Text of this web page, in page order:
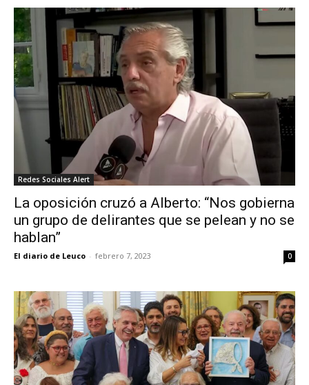
Redes Sociales Alert
La oposición cruzó a Alberto: “Nos gobierna
un grupo de delirantes que se pelean y no se
hablan”
El diario de Leuco - febrero 7, 2023 0